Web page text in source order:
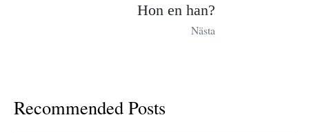
Hon en han?
Nästa
Recommended Posts